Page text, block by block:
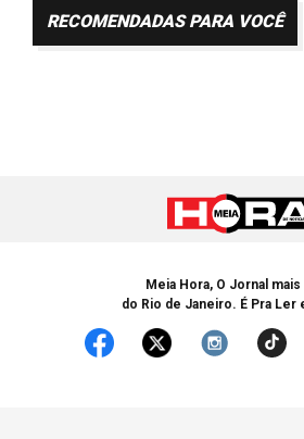
RECOMENDADAS PARA VOCÊ
Meia Hora, O Jornal mais
do Rio de Janeiro. É Pra Ler